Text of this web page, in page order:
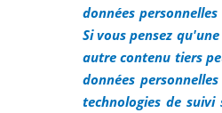
données
Si vous pensez
autre contenu tiers
données
technologies de